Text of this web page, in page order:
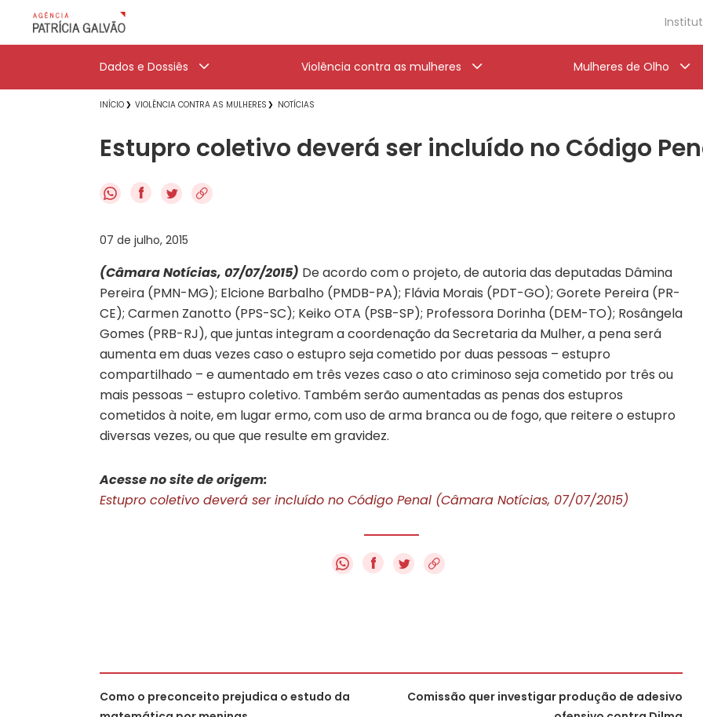
Dados e Dossiês Violência contra as mulheres Mulheres de Olho
INÍCIO VIOLÊNCIA CONTRA AS MULHERES NOTÍCIAS
Estupro coletivo deverá ser incluído no Código
f
07 de julho, 2015
(Câmara Notícias, 07/07/2015) De acordo com o projeto,de autoria das deputadas Dâmina
Pereira (PMN-MG); Elcione Barbalho (PMDB-PA); Flávia Morais (PDT-GO); Gorete Pereira (PR-
CE); Carmen Zanotto (PPS-SC); Keiko OTA (PSB-SP); Professora Dorinha (DEM-TO); Rosângela
Gomes (PRB-RJ), que juntas integram a coordenação da Secretaria da Mulher,a pena será
aumenta em duas vezes caso o estupro seja cometido por duas pessoas – estupro
compartilhado – e aumentado em três vezes caso o ato criminoso seja cometido por três ou
mais pessoas – estupro coletivo. Também serão aumentadas as penas dos estupros
cometidos à noite, em lugar ermo, com uso de arma branca ou de fogo, que reitere o estupro
diversas vezes, ou que que resulte em gravidez.
Acesse no site de origem:
Estupro coletivo deverá ser incluído no Código Penal (Câmara Notícias, 07/07/2015)
f
Como o preconceito prejudica o estudo da
Comissão quer investigar produção de adesivo